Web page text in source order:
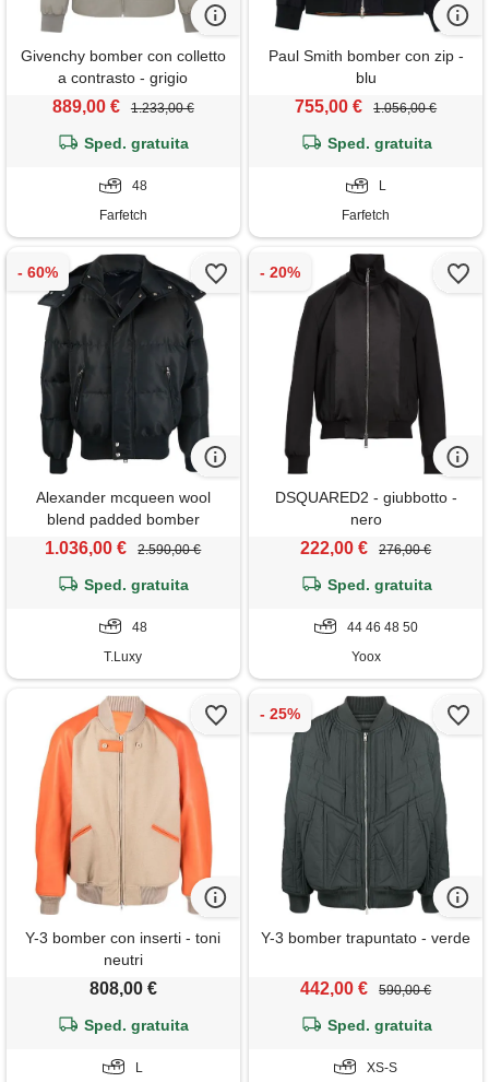
Givenchy bomber con colletto
a contrasto - grigio
889,00 € 1.233,00 €
Sped. gratuita
48
Farfetch
Paul Smith bomber con zip -
blu
755,00 € 1.056,00 €
Sped. gratuita
L
Farfetch
Alexander mcqueen wool
blend padded bomber
1.036,00 € 2.590,00 €
Sped. gratuita
48
T.Luxy
DSQUARED2 - giubbotto -
nero
222,00 € 276,00 €
Sped. gratuita
44 46 48 50
Yoox
Y-3 bomber con inserti - toni
neutri
808,00 €
Sped. gratuita
L
Y-3 bomber trapuntato - verde
442,00 € 590,00 €
Sped. gratuita
XS-S